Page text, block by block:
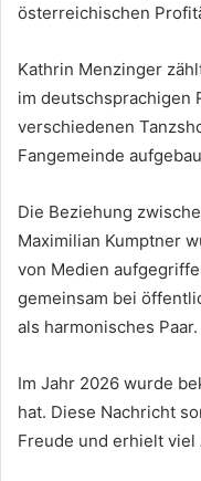
österreichischen
Kathrin Menzinger
im deutschsprachigen
verschiedenen
Fangemeinde
Die Beziehung
Maximilian Kumptner
von Medien
gemeinsam bei
als harmonisches Paar.
Im Jahr 2026 wurde
hat. Diese Nachricht
Freude und erhielt